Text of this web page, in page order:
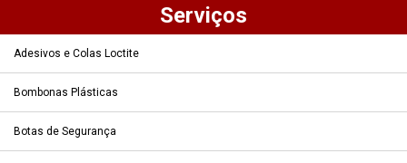
Serviços
Adesivos e Colas Loctite
Bombonas Plásticas
Botas de Segurança